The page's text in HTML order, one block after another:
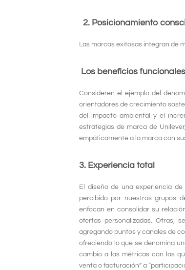
2. Posicionamiento
Las marcas exitosas integran de
Los beneficios
Consideren el ejemplo del
orientadores de crecimiento
del impacto ambiental y el
estrategias de marca de
empáticamente a la marca con
3. Experiencia total
El diseño de una experiencia
percibido por nuestros grupos
enfocan en consolidar su
ofertas personalizadas. Otras,
agregando puntos y canales de
ofreciendo lo que se denomina
cambio a las métricas con las
venta o facturación” a